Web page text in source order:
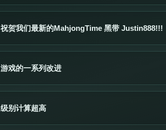
祝贺我们最新的MahjongTime 黑带 Justin888!!!
游戏的一系列改进
级别计算超高